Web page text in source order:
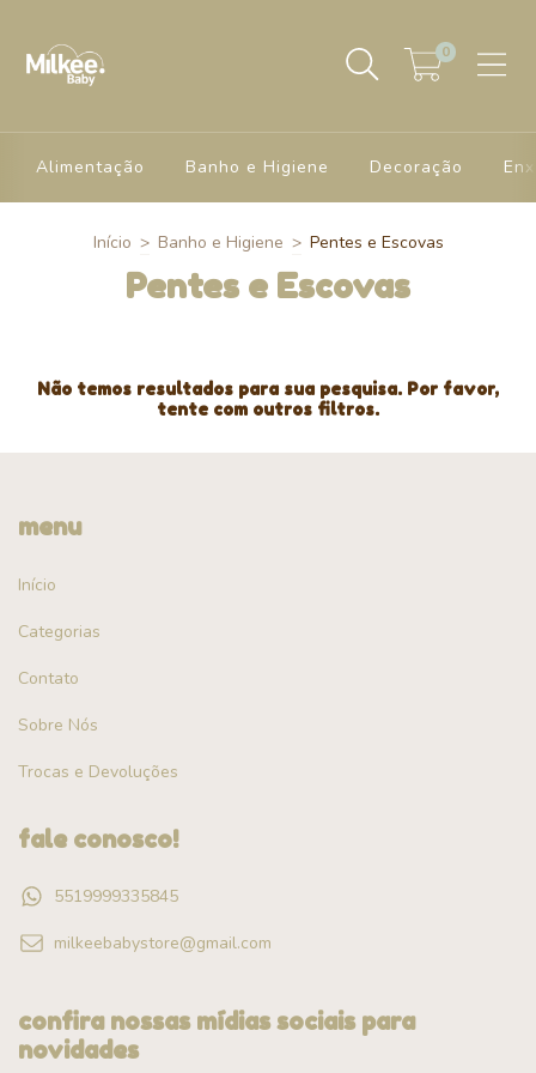
0
Alimentação Banho e Higiene Decoração
Início > Banho e Higiene > Pentes e Escovas
Pentes e Escovas
Não temos resultados para sua pesquisa. Por favor,
tente com outros filtros.
menu
Início
Categorias
Contato
Sobre Nós
Trocas e Devoluções
fale conosco!
5519999335845
milkeebabystore@gmail.com
confira nossas mídias sociais para
novidades